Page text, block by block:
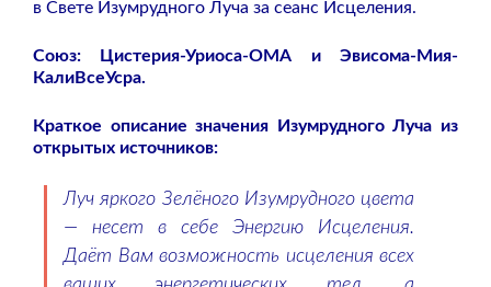
в Свете Изумрудного Луча за сеанс Исцеления.
Союз: Цистерия-Уриоса-ОМА и Эвисома-Мия-
КалиВсеУсра.
Краткое описание значения Изумрудного Луча из
открытых источников:
Луч яркого Зелёного Изумрудного цвета
— несет в себе Энергию Исцеления.
Даёт Вам возможность исцеления всех